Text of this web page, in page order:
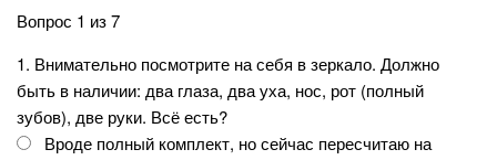
Вопрос 1 из 7
1. Внимательно посмотрите на себя в зеркало. Должно
быть в наличии: два глаза, два уха, нос, рот (полный
зубов), две руки. Всё есть?
Вроде полный комплект, но сейчас пересчитаю на